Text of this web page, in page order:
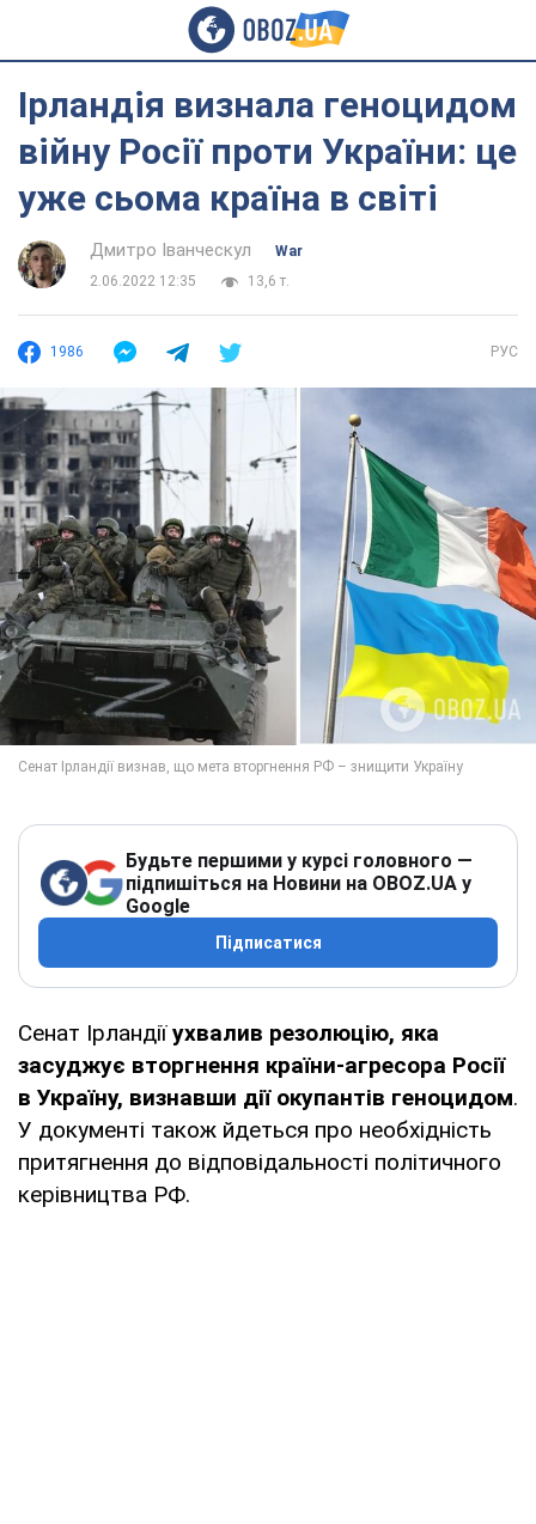
Ірландія визнала геноцидом
війну Росії проти України: це
уже сьома країна в світі
Дмитро Іванческул
War
2.06.2022 12:35
13,6 т.
1986 РУС
Будьте першими у курсі головного —
підпишіться на Новини на OBOZ.UA у
Google
Підписатися
Сенат Ірландіїухвалив резолюцію, яка
засуджує вторгнення країни-агресора Росії
в Україну, визнавши дії окупантів геноцидом.
У документі також йдеться про необхідність
притягнення до відповідальності політичного
керівництва РФ.